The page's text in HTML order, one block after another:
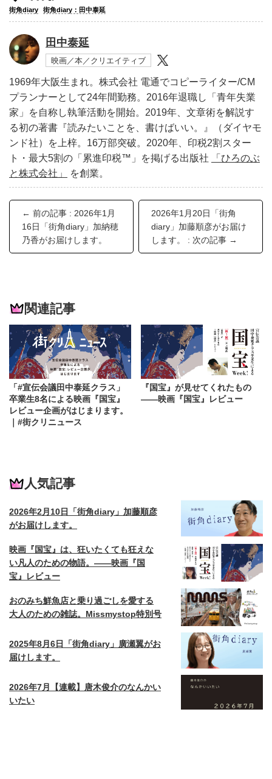
街角diary 街角diary：田中泰延
田中泰延
映画／本／クリエイティブ
1969年大阪生まれ。株式会社 電通でコピーライター/CM
プランナーとして24年間勤務。2016年退職し「青年失業
家」を自称し執筆活動を開始。2019年、文章術を解説す
る初の著書『読みたいことを、書けばいい。』（ダイヤモ
ンド社）を上梓。16万部突破。2020年、印税2割スター
ト・最大5割の「累進印税™︎」を掲げる出版社
「ひろのぶ
と株式会社」
を創業。
← 前の記事 : 2026年1月
16日「街角diary」加納穂
乃香がお届けします。
2026年1月20日「街角
diary」加藤順彦がお届け
します。 : 次の記事 →
関連記事
「#宣伝会議田中泰延クラス」
卒業生8名による映画『国宝』
レビュー企画がはじまります。
｜#街クリニュース
『国宝』が見せてくれたもの
——映画『国宝』レビュー
人気記事
2026年2月10日「街角diary」加藤順彦
がお届けします。
映画『国宝』は、狂いたくても狂えな
い凡人のための物語。——映画『国
宝』レビュー
おのみち鮮魚店と乗り過ごしを愛する
大人のための雑誌。Missmystop特別号
2025年8月6日「街角diary」廣瀬翼がお
届けします。
2026年7月【連載】唐木俊介のなんかい
いたい